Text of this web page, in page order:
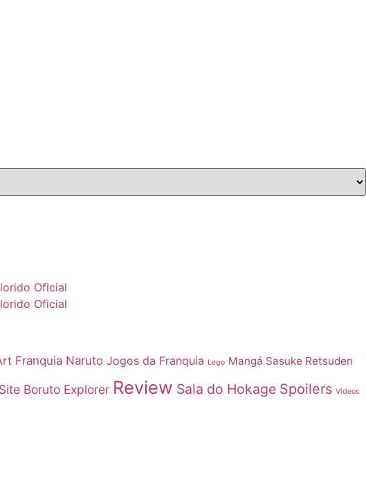
Oficial
Oficial
Franquia Naruto Jogos da Franquia Lego Mangá Sasuke Retsuden
Boruto Explorer Review Sala do Hokage Spoilers Vídeos